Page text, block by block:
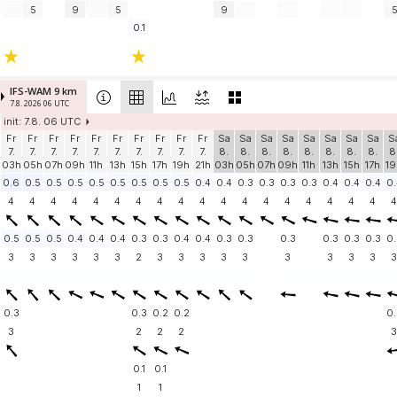
5
9
5
9
5
0.1
IFS-WAM 9 km
7.8. 2026 06 UTC
init: 7.8. 06 UTC
Fr
7.
03h
Fr
7.
05h
Fr
7.
07h
Fr
7.
09h
Fr
7.
11h
Fr
7.
13h
Fr
7.
15h
Fr
7.
17h
Fr
7.
19h
Fr
7.
21h
Sa
8.
03h
Sa
8.
05h
Sa
8.
07h
Sa
8.
09h
Sa
8.
11h
Sa
8.
13h
Sa
8.
15h
Sa
8.
17h
0.6 0.5 0.5 0.5 0.5 0.5 0.5 0.5 0.5 0.4 0.4 0.3 0.3 0.3 0.3 0.4 0.4 0.4
4
4 4 4 4 4 4 4 4 4 4 4 4 4 4 4 4 4 4
0.5 0.5 0.5 0.4 0.4 0.4 0.3 0.3 0.4 0.4 0.3 0.3 0.3 0.3 0.3 0.3
3
3 3 3 3 3 2 3 3 3 3 3 3 3 3 3 3
0.3 0.3 0.2 0.2
3
2 2 2 3
0.1
0.1
1
1